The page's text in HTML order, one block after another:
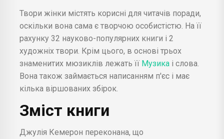
Твори жінки містять корисні для читачів поради,
оскільки вона сама є творчою особистістю. На її
рахунку 32 науково-популярних книги і 2
художніх твори. Крім цього, в основі трьох
знаменитих мюзиклів лежать її Музика і слова.
Вона також займається написанням п'єс і має
кілька віршованих збірок.
Зміст книги
Джулія Кемерон переконана, що